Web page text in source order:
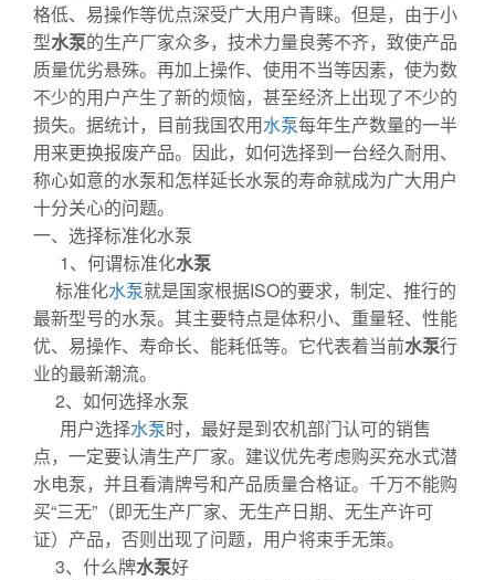
格低、易操作等优点深受广大用户青睐。但是，由于小
型水泵的生产厂家众多，技术力量良莠不齐，致使产品
质量优劣悬殊。再加上操作、使用不当等因素，使为数
不少的用户产生了新的烦恼，甚至经济上出现了不少的
损失。据统计，目前我国农用水泵每年生产数量的一半
用来更换报废产品。因此，如何选择到一台经久耐用、
称心如意的水泵和怎样延长水泵的寿命就成为广大用户
十分关心的问题。
一、选择标准化水泵
1、何谓标准化水泵
标准化水泵就是国家根据ISO的要求，制定、推行的
最新型号的水泵。其主要特点是体积小、重量轻、性能
优、易操作、寿命长、能耗低等。它代表着当前水泵行
业的最新潮流。
2、如何选择水泵
用户选择水泵时，最好是到农机部门认可的销售
点，一定要认清生产厂家。建议优先考虑购买充水式潜
水电泵，并且看清牌号和产品质量合格证。千万不能购
买“三无”（即无生产厂家、无生产日期、无生产许可
证）产品，否则出现了问题，用户将束手无策。
3、什么牌水泵好